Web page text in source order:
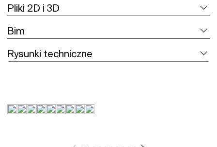
Pliki 2D i 3D
Bim
Rysunki techniczne